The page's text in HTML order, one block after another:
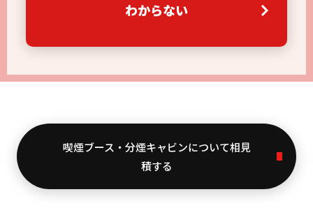
わからない
喫煙ブース・分煙キャビンについて相見
積する